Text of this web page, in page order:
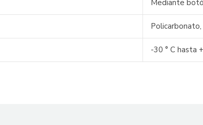
Mediante
-30 ° C hasta